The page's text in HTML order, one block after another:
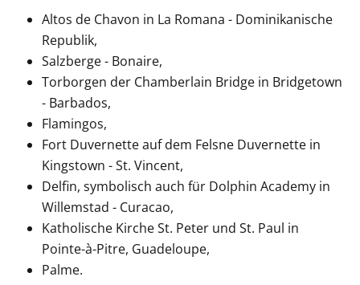
Altos de Chavon in La Romana - Dominikanische
Republik,
Salzberge - Bonaire,
Torborgen der Chamberlain Bridge in Bridgetown
- Barbados,
Flamingos,
Fort Duvernette auf dem Felsne Duvernette in
Kingstown - St. Vincent,
Delfin, symbolisch auch für Dolphin Academy in
Willemstad - Curacao,
Katholische Kirche St. Peter und St. Paul in
Pointe-à-Pitre, Guadeloupe,
Palme.